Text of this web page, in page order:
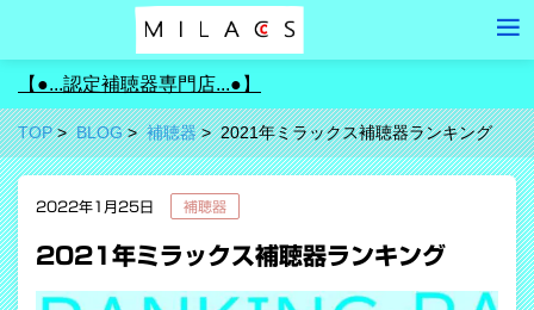
【●...認定補聴器専門店...●】
TOP BLOG 補聴器 2021年ミラックス補聴器ランキング
2022年1月25日 補聴器
2021年ミラックス補聴器ランキング